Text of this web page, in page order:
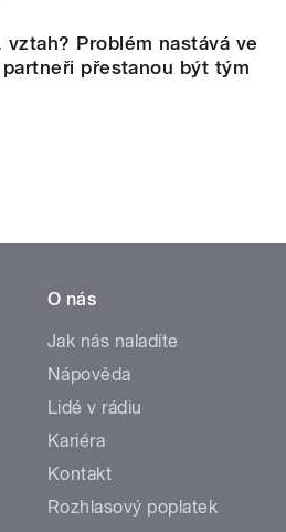
vztah? Problém nastává ve
přestanou být tým
O nás
Jak nás naladíte
Nápověda
Lidé v rádiu
Kariéra
Kontakt
Rozhlasový poplatek